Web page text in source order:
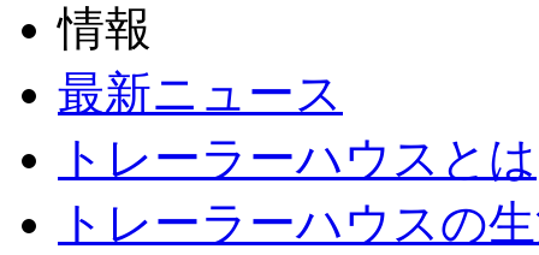
情報
最新ニュース
トレーラーハウスとは
トレーラーハウスの